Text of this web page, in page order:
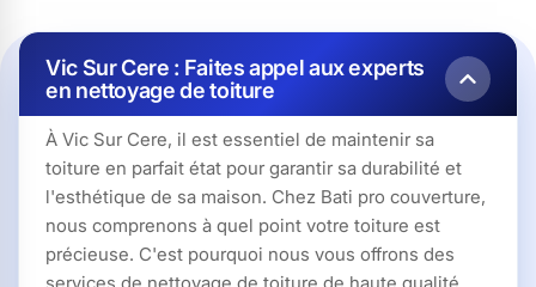
Vic Sur Cere : Faites appel aux experts
en nettoyage de toiture
À Vic Sur Cere, il est essentiel de maintenir sa
toiture en parfait état pour garantir sa durabilité et
l'esthétique de sa maison. Chez Bati pro couverture,
nous comprenons à quel point votre toiture est
précieuse. C'est pourquoi nous vous offrons des
services de nettoyage de toiture de haute qualité.